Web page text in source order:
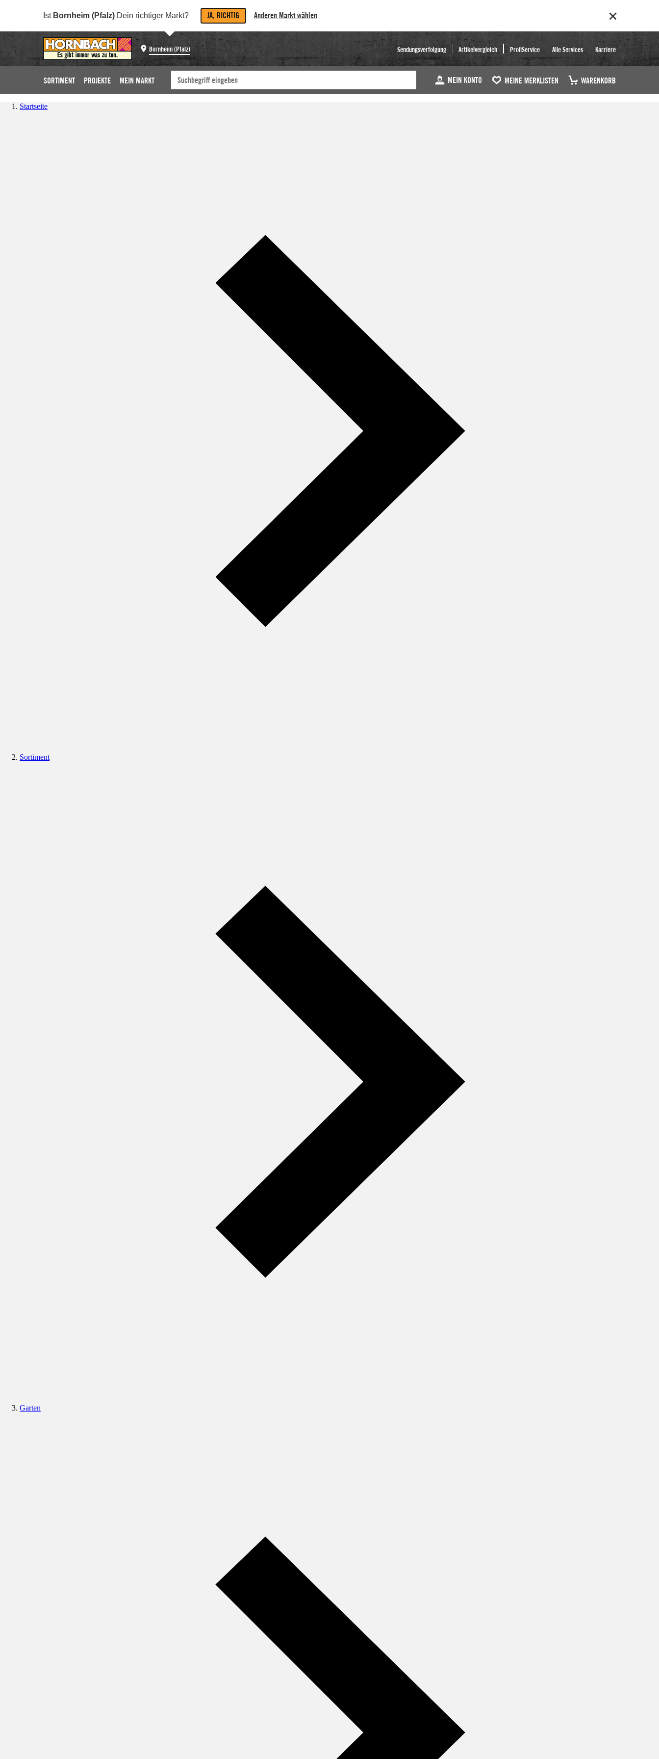
Ist Bornheim (Pfalz) Dein richtiger Markt? JA, RICHTIG Anderen Markt wählen
Bornheim (Pfalz) Sendungsverfolgung Artikelvergleich ProfiService Alle Services Karriere
SORTIMENT PROJEKTE MEIN MARKT MEIN KONTO MEINE MERKLISTEN WARENKORB
Startseite
Sortiment
Garten